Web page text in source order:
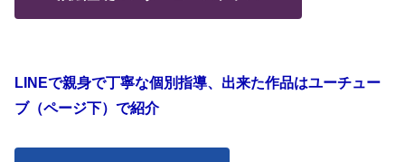
LINEで親身で丁寧な個別指導、出来た作品はユーチュー
ブ（ページ下）で紹介